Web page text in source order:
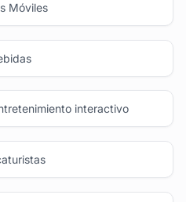
Móviles
interactivo